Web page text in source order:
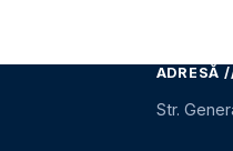
ADRESĂ
Str.